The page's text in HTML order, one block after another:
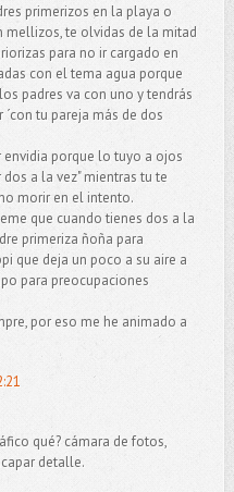
primerizos en la playa o
mellizos, te olvidas de la mitad
para no ir cargado en
con el tema agua porque
padres va con uno y tendrás
tu pareja más de dos
porque lo tuyo a ojos
a la vez" mientras tu te
morir en el intento.
que cuando tienes dos a la
primeriza ñoña para
que deja un poco a su aire a
para preocupaciones
por eso me he animado a
qué? cámara de fotos,
detalle.